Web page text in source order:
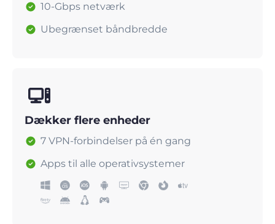
10-Gbps netværk
Ubegrænset båndbredde
Dækker flere enheder
7 VPN-forbindelser på én gang
Apps til alle operativsystemer